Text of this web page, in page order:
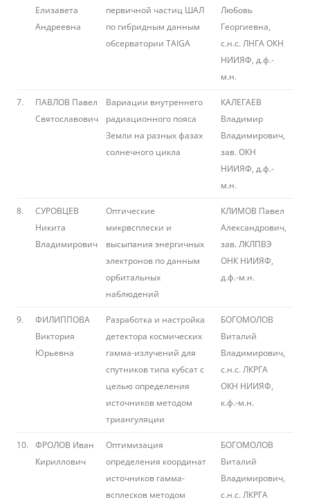
Елизавета
Андреевна
первичной частиц ШАЛ
по гибридным данным
обсерватории TAIGA
Любовь
Георгиевна,
с.н.с. ЛНГА ОКН
НИИЯФ, д.ф.-
м.н.
7.
ПАВЛОВ Павел
Святославович
Вариации внутреннего
радиационного пояса
Земли на разных фазах
солнечного цикла
КАЛЕГАЕВ
Владимир
Владимирович,
зав. ОКН
НИИЯФ, д.ф.-
м.н.
8.
СУРОВЦЕВ
Никита
Владимирович
Оптические
микрвсплески и
высыпания энергичных
электронов по данным
орбитальных
наблюдений
КЛИМОВ Павел
Александрович,
зав. ЛКЛПВЭ
ОНК НИИЯФ,
д.ф.-м.н.
9.
ФИЛИППОВА
Виктория
Юрьевна
Разработка и настройка
детектора космических
гамма-излучений для
спутников типа кубсат с
целью определения
источников методом
триангуляции
БОГОМОЛОВ
Виталий
Владимирович,
с.н.с. ЛКРГА
ОКН НИИЯФ,
к.ф.-м.н.
10.
ФРОЛОВ Иван
Кириллович
Оптимизация
определения координат
источников гамма-
всплесков методом
БОГОМОЛОВ
Виталий
Владимирович,
с.н.с. ЛКРГА